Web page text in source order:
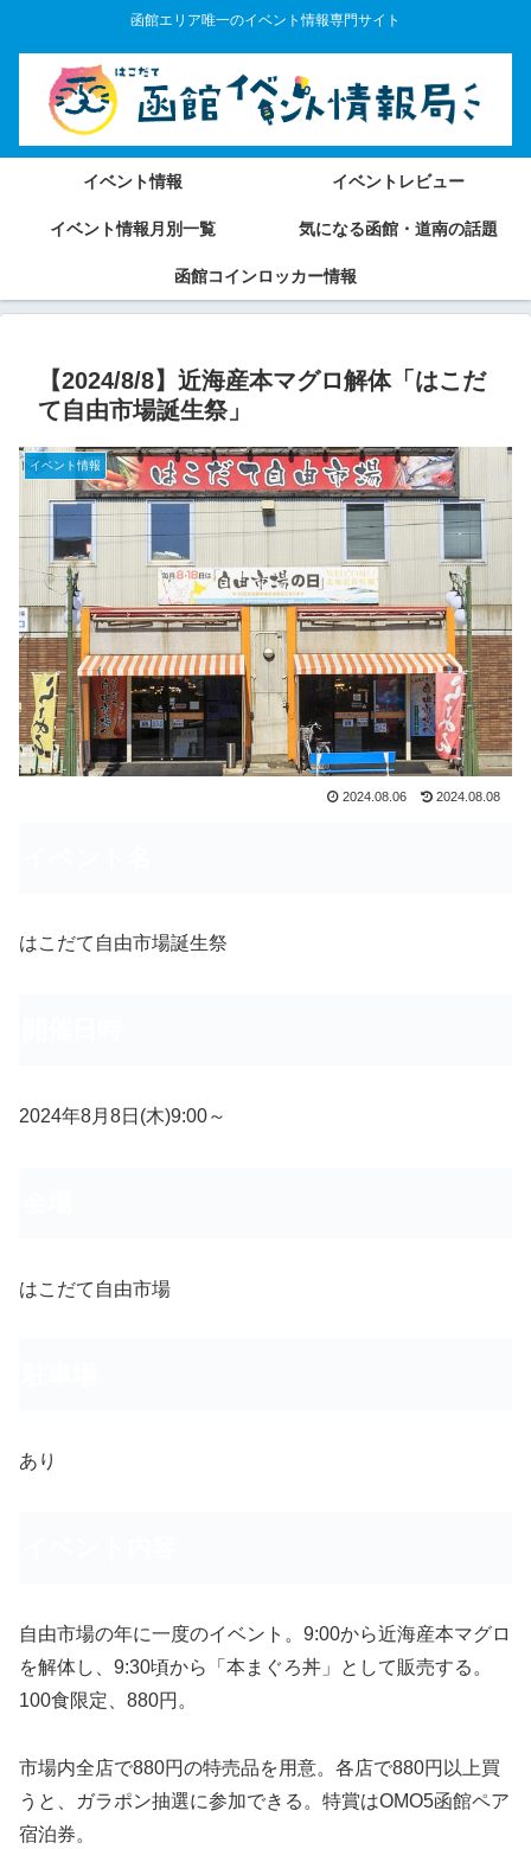
函館エリア唯一のイベント情報専門サイト
イベント情報 イベントレビュー
イベント情報月別一覧 気になる函館・道南の話題
函館コインロッカー情報
【2024/8/8】近海産本マグロ解体「はこだ
て自由市場誕生祭」
イベント情報
2024.08.06 2024.08.08
はこだて自由市場誕生祭
2024年8月8日(木)9:00～
はこだて自由市場
あり
自由市場の年に一度のイベント。9:00から近海産本マグロ
を解体し、9:30頃から「本まぐろ丼」として販売する。
100食限定、880円。
市場内全店で880円の特売品を用意。各店で880円以上買
うと、ガラポン抽選に参加できる。特賞はOMO5函館ペア
宿泊券。